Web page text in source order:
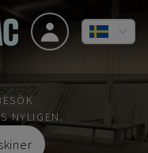
NYLIGEN.